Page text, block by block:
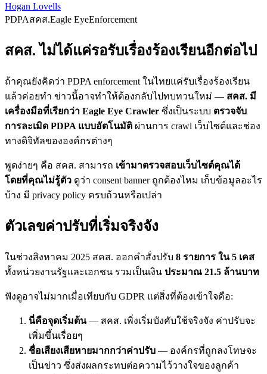
Hogan Lovells
PDPAสคส.Eagle EyeEnforcement
สคส. ไม่ได้แค่รอรับเรื่องร้องเรียนอีกต่อไป
ถ้าคุณยังคิดว่า PDPA enforcement ในไทยแค่รับเรื่องร้องเรียน
แล้วค่อยทำ ข่าวนี้อาจทำให้ต้องกลับไปทบทวนใหม่ — สคส. มี
เครื่องมือที่เรียกว่า Eagle Eye Crawler ซึ่งเป็นระบบ ตรวจจับ
การละเมิด PDPA แบบอัตโนมัติ ผ่านการ crawl เว็บไซต์และช่อง
ทางดิจิทัลขององค์กรต่างๆ
พูดง่ายๆ คือ สคส. สามารถ เข้ามาตรวจสอบเว็บไซต์คุณได้
โดยที่คุณไม่รู้ตัว ดูว่า consent banner ถูกต้องไหม เก็บข้อมูลอะไร
บ้าง มี privacy policy ครบถ้วนหรือเปล่า
ตัวเลขค่าปรับที่เริ่มจริงจัง
ในช่วงสิงหาคม 2025 สคส. ออกคำสั่งปรับ 8 รายการ ใน 5 เคส
ทั้งหน่วยงานรัฐและเอกชน รวมเป็นเงิน ประมาณ 21.5 ล้านบาท
ฟังดูอาจไม่มากเมื่อเทียบกับ GDPR แต่สิ่งที่ต้องเข้าใจคือ:
นี่คือจุดเริ่มต้น— สคส. เพิ่งเริ่มบังคับใช้จริงจัง ค่าปรับจะ
เพิ่มขึ้นเรื่อยๆ
ชื่อเสียงเสียหายมากกว่าค่าปรับ — องค์กรที่ถูกลงโทษจะ
เป็นข่าว ซึ่งส่งผลกระทบต่อความไว้วางใจของลูกค้า